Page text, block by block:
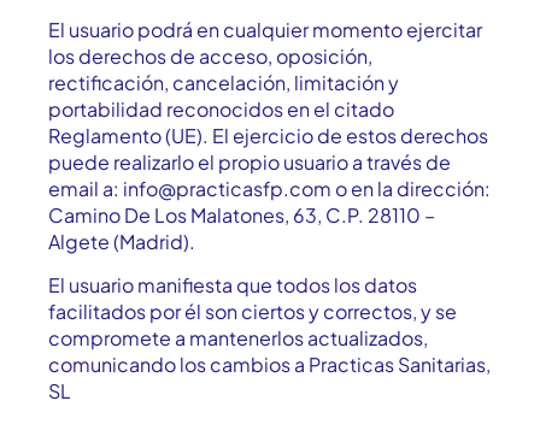
El usuario podrá en cualquier momento ejercitar
los derechos de acceso, oposición,
rectificación, cancelación, limitación y
portabilidad reconocidos en el citado
Reglamento (UE). El ejercicio de estos derechos
puede realizarlo el propio usuario a través de
email a: info@practicasfp.com o en la dirección:
Camino De Los Malatones, 63, C.P. 28110 –
Algete (Madrid).
El usuario manifiesta que todos los datos
facilitados por él son ciertos y correctos, y se
compromete a mantenerlos actualizados,
comunicando los cambios a Practicas Sanitarias,
SL